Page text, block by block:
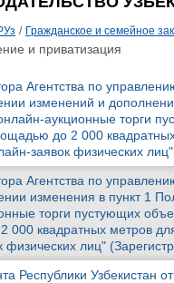
/ Гражданское и семейное
и приватизация
Агентства по
изменений и
аукционные торги
до 2 000
заявок физических
Агентства по
изменения в пункт 1
торги пустующих
000 квадратных метров
физических лиц"
Республики Узбекистан